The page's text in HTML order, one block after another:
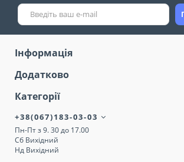
Інформація
Додатково
Категорії
+38(067)183-03-03
Пн-Пт з 9. 30 до 17.00
Сб Вихідний
Нд Вихідний